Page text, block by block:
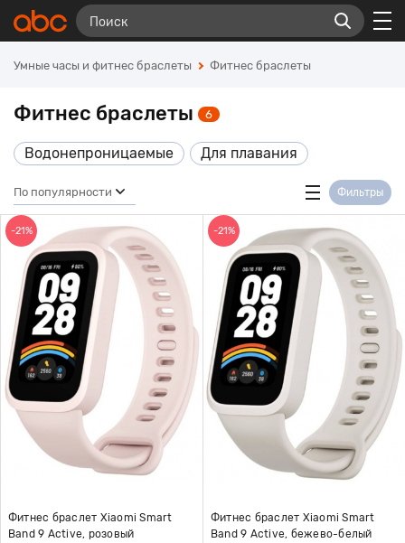
Умные часы и фитнес браслеты Фитнес браслеты
Фитнес браслеты 6
Водонепроницаемые Для плавания
По популярности Фильтры
-21%
Фитнес браслет Xiaomi Smart
Band 9 Active, розовый
-21%
Фитнес браслет Xiaomi Smart
Band 9 Active, бежево-белый